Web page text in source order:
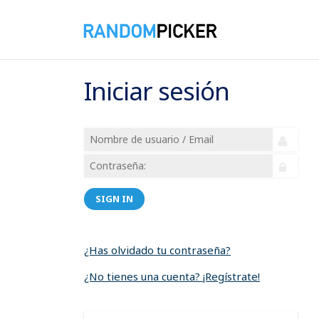
Iniciar sesión
SIGN IN
¿Has olvidado tu contraseña?
¿No tienes una cuenta? ¡Regístrate!